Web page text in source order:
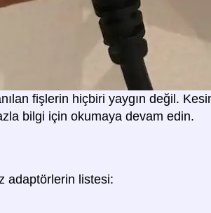
fişlerin hiçbiri yaygın değil.
bilgi için okumaya devam edin.
adaptörlerin listesi: